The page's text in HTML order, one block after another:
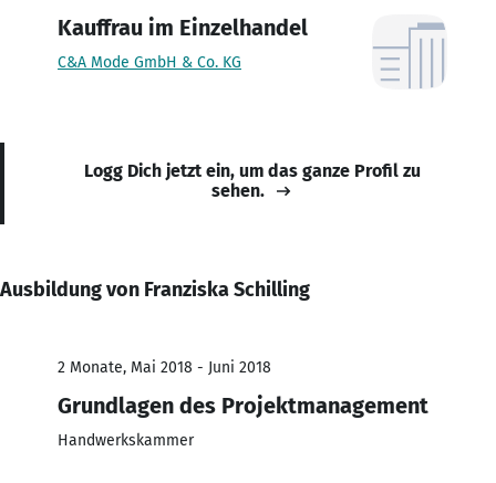
Kauffrau im Einzelhandel
C&A Mode GmbH & Co. KG
Logg Dich jetzt ein, um das ganze Profil zu
sehen.
Ausbildung von Franziska Schilling
2 Monate, Mai 2018 - Juni 2018
Grundlagen des Projektmanagement
Handwerkskammer